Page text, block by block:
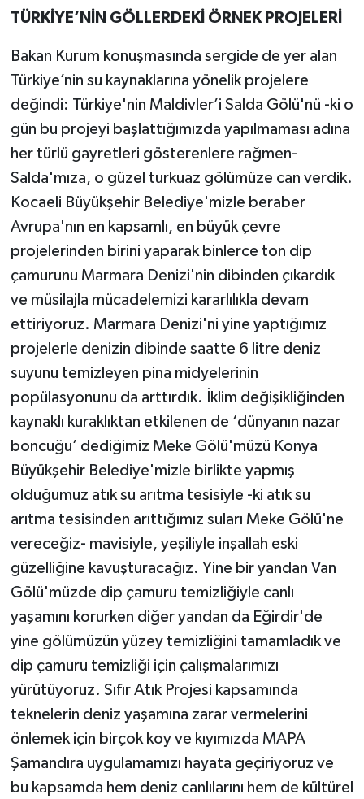
TÜRKİYE’NİN GÖLLERDEKİ ÖRNEK PROJELERİ
Bakan Kurum konuşmasında sergide de yer alan
Türkiye’nin su kaynaklarına yönelik projelere
değindi: Türkiye'nin Maldivler’i Salda Gölü'nü -ki o
gün bu projeyi başlattığımızda yapılmaması adına
her türlü gayretleri gösterenlere rağmen-
Salda'mıza, o güzel turkuaz gölümüze can verdik.
Kocaeli Büyükşehir Belediye'mizle beraber
Avrupa'nın en kapsamlı, en büyük çevre
projelerinden birini yaparak binlerce ton dip
çamurunu Marmara Denizi'nin dibinden çıkardık
ve müsilajla mücadelemizi kararlılıkla devam
ettiriyoruz. Marmara Denizi'ni yine yaptığımız
projelerle denizin dibinde saatte 6 litre deniz
suyunu temizleyen pina midyelerinin
popülasyonunu da arttırdık. İklim değişikliğinden
kaynaklı kuraklıktan etkilenen de ‘dünyanın nazar
boncuğu’ dediğimiz Meke Gölü'müzü Konya
Büyükşehir Belediye'mizle birlikte yapmış
olduğumuz atık su arıtma tesisiyle -ki atık su
arıtma tesisinden arıttığımız suları Meke Gölü'ne
vereceğiz- mavisiyle, yeşiliyle inşallah eski
güzelliğine kavuşturacağız. Yine bir yandan Van
Gölü'müzde dip çamuru temizliğiyle canlı
yaşamını korurken diğer yandan da Eğirdir'de
yine gölümüzün yüzey temizliğini tamamladık ve
dip çamuru temizliği için çalışmalarımızı
yürütüyoruz. Sıfır Atık Projesi kapsamında
teknelerin deniz yaşamına zarar vermelerini
önlemek için birçok koy ve kıyımızda MAPA
Şamandıra uygulamamızı hayata geçiriyoruz ve
bu kapsamda hem deniz canlılarını hem de kültürel